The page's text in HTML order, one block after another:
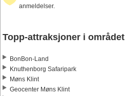
anmeldelser.
Topp-attraksjoner i området
BonBon-Land
Knuthenborg Safaripark
Møns Klint
Geocenter Møns Klint